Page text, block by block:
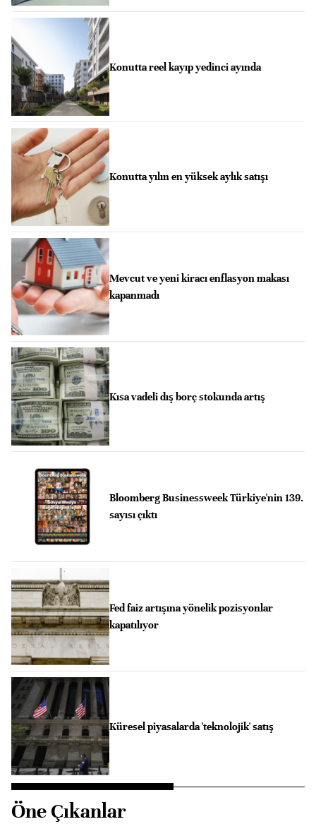
Konutta reel kayıp yedinci ayında
Konutta yılın en yüksek aylık satışı
Mevcut ve yeni kiracı enflasyon makası
kapanmadı
Kısa vadeli dış borç stokunda artış
Bloomberg Businessweek Türkiye'nin 139.
sayısı çıktı
Fed faiz artışına yönelik pozisyonlar
kapatılıyor
Küresel piyasalarda 'teknolojik' satış
Öne Çıkanlar